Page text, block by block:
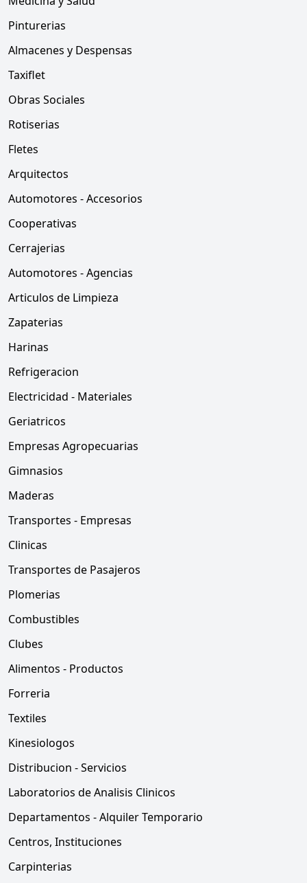
Pinturerias
Almacenes y Despensas
Taxiflet
Obras Sociales
Rotiserias
Fletes
Arquitectos
Automotores - Accesorios
Cooperativas
Cerrajerias
Automotores - Agencias
Articulos de Limpieza
Zapaterias
Harinas
Refrigeracion
Electricidad - Materiales
Geriatricos
Empresas Agropecuarias
Gimnasios
Maderas
Transportes - Empresas
Clinicas
Transportes de Pasajeros
Plomerias
Combustibles
Clubes
Alimentos - Productos
Forreria
Textiles
Kinesiologos
Distribucion - Servicios
Laboratorios de Analisis Clinicos
Departamentos - Alquiler Temporario
Centros, Instituciones
Carpinterias